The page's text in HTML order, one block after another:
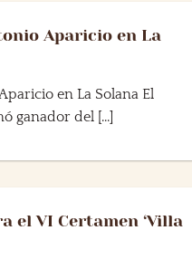
Aparicio en La
en La Solana El
ganador del [...]
el VI Certamen ‘Villa